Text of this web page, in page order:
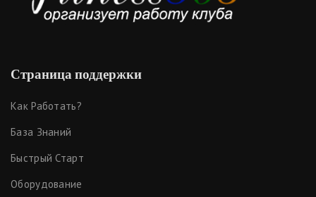
Страница поддержки
Как Работать?
База Знаний
Быстрый Старт
Оборудование